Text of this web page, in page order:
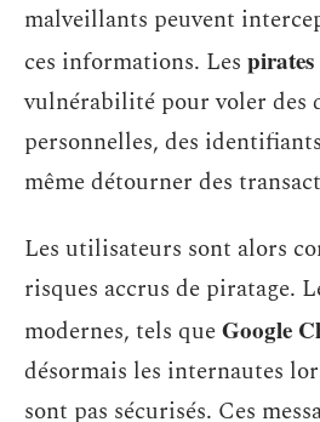
malveillants peuvent
ces informations. Les pirates
vulnérabilité pour voler des
personnelles, des
même détourner des
Les utilisateurs sont alors
risques accrus de piratage.
modernes, tels queGoogle
désormais les internautes
sont pas sécurisés. Ces